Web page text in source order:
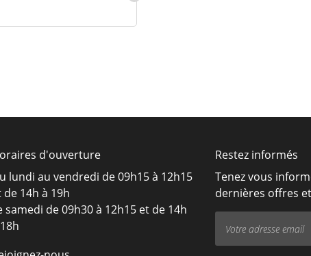
d'ouverture
lundi au vendredi de 09h15 à 12h15
de 14h à 19h
samedi de 09h30 à 12h15 et de 14h
Restez informés
Tenez vous
dernières offres